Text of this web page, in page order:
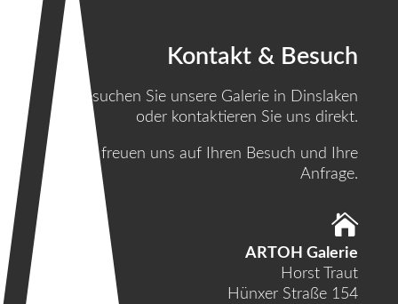
Kontakt & Besuch
Besuchen Sie unsere Galerie in Dinslaken
oder kontaktieren Sie uns direkt.
Wir freuen uns auf Ihren Besuch und Ihre
Anfrage.

ARTOH Galerie
Horst Traut
Hünxer Straße 154